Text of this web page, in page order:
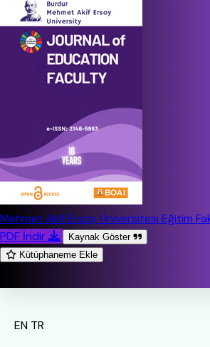
Mehmet Akif Ersoy Üniversitesi Eğitim
PDF İndir
Kaynak Göster
Kütüphaneme Ekle
EN TR